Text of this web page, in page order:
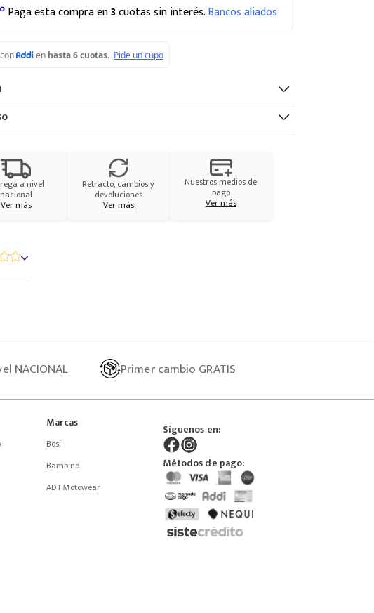
Paga esta compra en3cuotas sin interés.Bancos aliados
a nivel
nacional
Ver más
Retracto, cambios y
devoluciones
Ver más
Nuestros medios de
pago
Ver más
NACIONAL Primercambio GRATIS
Marcas
Bosi
Bambino
ADT Motowear
Síguenos en:
Métodos de pago: